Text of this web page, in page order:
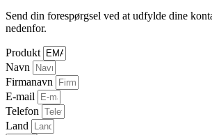
Send din forespørgsel ved at udfylde dine
nedenfor.
Produkt
Navn
Firmanavn
E-mail
Telefon
Land